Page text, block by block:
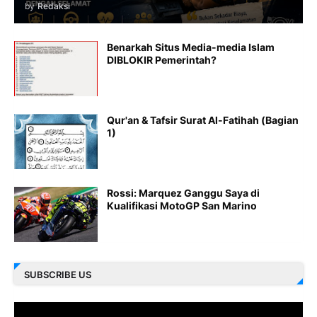
by Redaksi
Benarkah Situs Media-media Islam
DIBLOKIR Pemerintah?
Qur'an & Tafsir Surat Al-Fatihah (Bagian
1)
Rossi: Marquez Ganggu Saya di
Kualifikasi MotoGP San Marino
SUBSCRIBE US